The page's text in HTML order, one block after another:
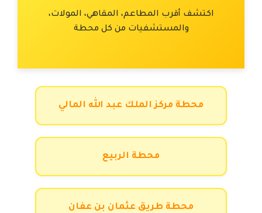
اكتشف أقرب المطاعم، المقاهي، المولات،
والمستشفيات من كل محطة
محطة مركز الملك عبد الله المالي
محطة الربيع
محطة طريق عثمان بن عفان